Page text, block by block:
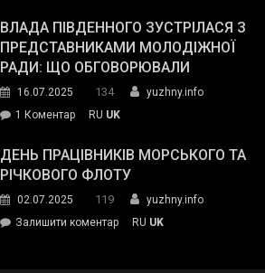
окупанти.
Маємо
діяти
команда
Південного
провів
інспекцію
укриття
ВЛАДА ПІВДЕННОГО ЗУСТРІЛАСЯ З
ПРЕДСТАВНИКАМИ МОЛОДІЖНОЇ
РАДИ: ЩО ОБГОВОРЮВАЛИ
16.07.2025 134
yuzhny.info
1 Коментардо
Південного
зустрілася
представниками
молодіжної
RU UK
ДЕНЬ ПРАЦІВНИКІВ МОРСЬКОГО ТА
РІЧКОВОГО ФЛОТУ
02.07.2025 119
yuzhny.info
Залишити коментарon
RU UK